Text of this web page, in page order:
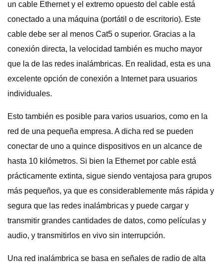
un cable Ethernet y el extremo opuesto del cable está
conectado a una máquina (portátil o de escritorio). Este
cable debe ser al menos Cat5 o superior. Gracias a la
conexión directa, la velocidad también es mucho mayor
que la de las redes inalámbricas. En realidad, esta es una
excelente opción de conexión a Internet para usuarios
individuales.
Esto también es posible para varios usuarios, como en la
red de una pequeña empresa. A dicha red se pueden
conectar de uno a quince dispositivos en un alcance de
hasta 10 kilómetros. Si bien la Ethernet por cable está
prácticamente extinta, sigue siendo ventajosa para grupos
más pequeños, ya que es considerablemente más rápida y
segura que las redes inalámbricas y puede cargar y
transmitir grandes cantidades de datos, como películas y
audio, y transmitirlos en vivo sin interrupción.
Una red inalámbrica se basa en señales de radio de alta